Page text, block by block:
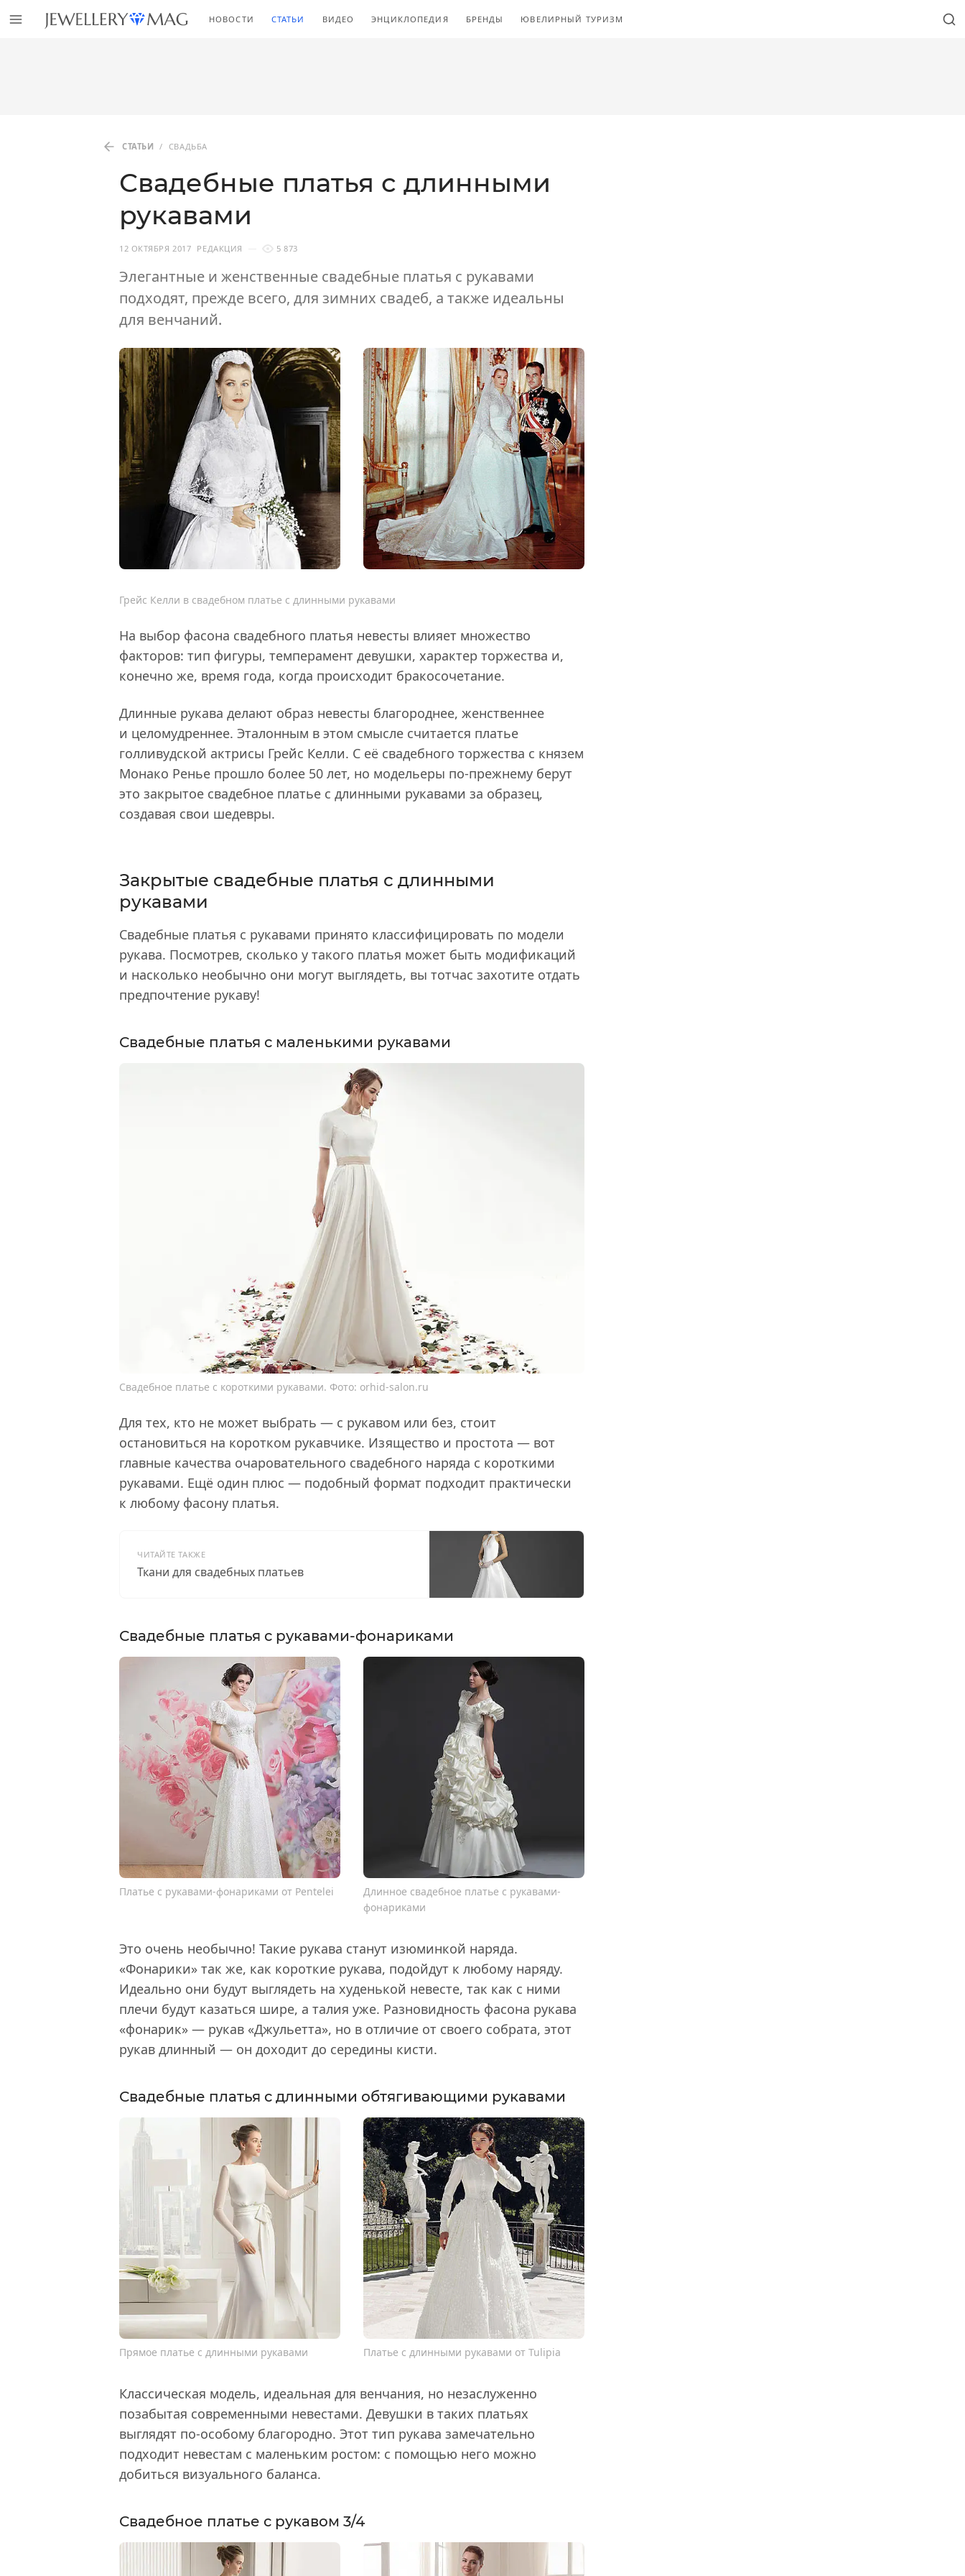
НОВОСТИ СТАТЬИ ВИДЕО ЭНЦИКЛОПЕДИЯ БРЕНДЫ ЮВЕЛИРНЫЙ ТУРИЗМ
СТАТЬИ / СВАДЬБА
Свадебные платья с длинными
рукавами
12 ОКТЯБРЯ 2017 РЕДАКЦИЯ 5 873
Элегантные и женственные свадебные платья с рукавами
подходят, прежде всего, для зимних свадеб, а также идеальны
для венчаний.
Грейс Келли в свадебном платье с длинными рукавами
На выбор фасона свадебного платья невесты влияет множество
факторов: тип фигуры, темперамент девушки, характер торжества и,
конечно же, время года, когда происходит бракосочетание.
Длинные рукава делают образ невесты благороднее, женственнее
и целомудреннее. Эталонным в этом смысле считается платье
голливудской актрисы Грейс Келли. С её свадебного торжества с князем
Монако Ренье прошло более 50 лет, но модельеры по-прежнему берут
это закрытое свадебное платье с длинными рукавами за образец,
создавая свои шедевры.
Закрытые свадебные платья с длинными
рукавами
Свадебные платья с рукавами принято классифицировать по модели
рукава. Посмотрев, сколько у такого платья может быть модификаций
и насколько необычно они могут выглядеть, вы тотчас захотите отдать
предпочтение рукаву!
Свадебные платья с маленькими рукавами
Свадебное платье с короткими рукавами. Фото: orhid-salon.ru
Для тех, кто не может выбрать — с рукавом или без, стоит
остановиться на коротком рукавчике. Изящество и простота — вот
главные качества очаровательного свадебного наряда с короткими
рукавами. Ещё один плюс — подобный формат подходит практически
к любому фасону платья.
ЧИТАЙТЕ ТАКЖЕ
Ткани для свадебных платьев
Свадебные платья с рукавами-фонариками
Платье с рукавами-фонариками от Pentelei
Длинное свадебное платье с рукавами-
фонариками
Это очень необычно! Такие рукава станут изюминкой наряда.
«Фонарики» так же, как короткие рукава, подойдут к любому наряду.
Идеально они будут выглядеть на худенькой невесте, так как с ними
плечи будут казаться шире, а талия уже. Разновидность фасона рукава
«фонарик» — рукав «Джульетта», но в отличие от своего собрата, этот
рукав длинный — он доходит до середины кисти.
Свадебные платья с длинными обтягивающими рукавами
Прямое платье с длинными рукавами Платье с длинными рукавами от Tulipia
Классическая модель, идеальная для венчания, но незаслуженно
позабытая современными невестами. Девушки в таких платьях
выглядят по-особому благородно. Этот тип рукава замечательно
подходит невестам с маленьким ростом: с помощью него можно
добиться визуального баланса.
Свадебное платье с рукавом 3/4